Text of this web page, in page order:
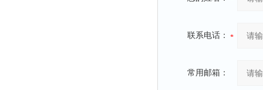
联系电话：
常用邮箱：